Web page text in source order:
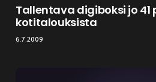
Tallentava digiboksi jo 41
kotitalouksista
6.7.2009